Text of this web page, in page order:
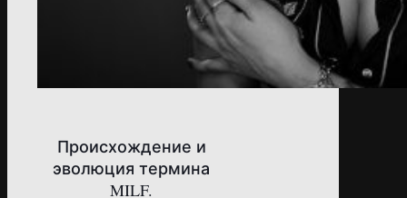
Происхождение и
эволюция термина
MILF.